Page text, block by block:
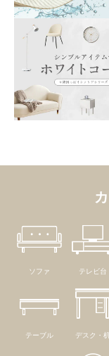
ソファ テレビ台
テーブル デスク・